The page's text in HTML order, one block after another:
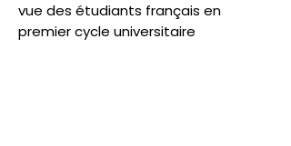
vue des étudiants français en
premier cycle universitaire